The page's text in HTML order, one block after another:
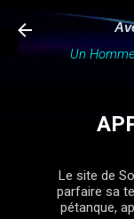
Un
Le site de
parfaire sa
pétanque,